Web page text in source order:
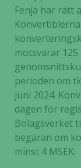
Fenja har rätt
motsvarar
perioden om
juni 2024.
dagen för
Bolagsverket
begäran om
minst 4 MSEK.